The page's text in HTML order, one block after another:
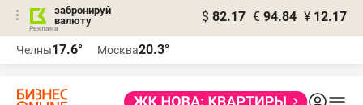
забронируй
валюту
$ 82.17 € 94.84 ¥ 12.17
Челны17.6° Москва20.3°